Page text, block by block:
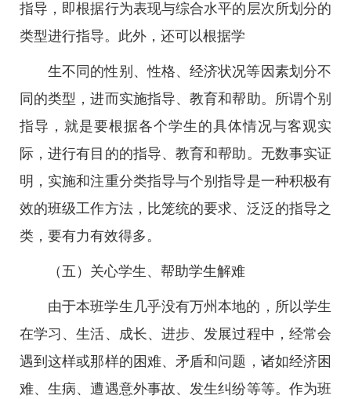
指导，即根据行为表现与综合水平的层次所划分的
类型进行指导。此外，还可以根据学
生不同的性别、性格、经济状况等因素划分不
同的类型，进而实施指导、教育和帮助。所谓个别
指导，就是要根据各个学生的具体情况与客观实
际，进行有目的的指导、教育和帮助。无数事实证
明，实施和注重分类指导与个别指导是一种积极有
效的班级工作方法，比笼统的要求、泛泛的指导之
类，要有力有效得多。
（五）关心学生、帮助学生解难
由于本班学生几乎没有万州本地的，所以学生
在学习、生活、成长、进步、发展过程中，经常会
遇到这样或那样的困难、矛盾和问题，诸如经济困
难、生病、遭遇意外事故、发生纠纷等等。作为班